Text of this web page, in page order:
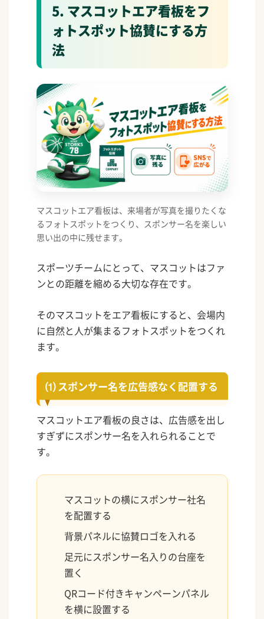
5. マスコットエア看板をフ
ォトスポット協賛にする方
法
マスコットエア看板は、来場者が写真を撮りたくな
るフォトスポットをつくり、スポンサー名を楽しい
思い出の中に残せます。
スポーツチームにとって、マスコットはファ
ンとの距離を縮める大切な存在です。
そのマスコットをエア看板にすると、会場内
に自然と人が集まるフォトスポットをつくれ
ます。
⑴ スポンサー名を広告感なく配置する
マスコットエア看板の良さは、広告感を出し
すぎずにスポンサー名を入れられることで
す。
マスコットの横にスポンサー社名
を配置する
背景パネルに協賛ロゴを入れる
足元にスポンサー名入りの台座を
置く
QRコード付きキャンペーンパネル
を横に設置する